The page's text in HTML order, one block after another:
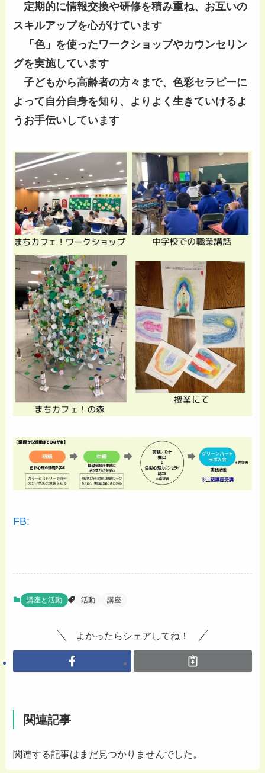
定期的に情報交換や研修を積み重ね、お互いの
スキルアップを心がけています
「色」を使ったワークショップやカウンセリン
グを実施しています
子どもから高齢者の方々まで、色彩セラピーに
よって自分自身を知り、よりよく生きていけるよ
うお手伝いしています
FB:
講座と活動 活動 講座
よかったらシェアしてね！
関連記事
関連する記事はまだ見つかりませんでした。